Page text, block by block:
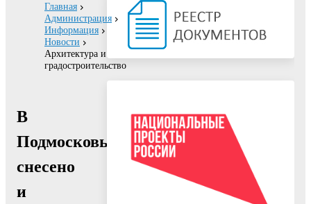
Главная
Администрация
Информация
Новости
Архитектура и
градостроительство
В
Подмосковье
снесено
и